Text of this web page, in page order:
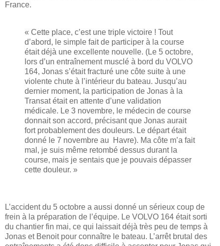
France.
« Cette place, c’est une triple victoire ! Tout
d’abord, le simple fait de participer à la course
était déjà une excellente nouvelle. (Le 5 octobre,
lors d’un entraînement musclé à bord du VOLVO
164, Jonas s’était fracturé une côte suite à une
violente chute à l’intérieur du bateau. Jusqu’au
dernier moment, la participation de Jonas à la
Transat était en attente d’une validation
médicale. Le 3 novembre, le médecin de course
donnait son accord, précisant que Jonas aurait
fort probablement des douleurs. Le départ était
donné le 7 novembre au Havre). Ma côte m’a fait
mal, je suis même retombé dessus durant la
course, mais je sentais que je pouvais dépasser
cette douleur. »
L’accident du 5 octobre a aussi donné un sérieux coup de
frein à la préparation de l’équipe. Le VOLVO 164 était sorti
du chantier fin mai, ce qui laissait déjà très peu de temps à
Jonas et Benoit pour connaître le bateau. L’arrêt brutal des